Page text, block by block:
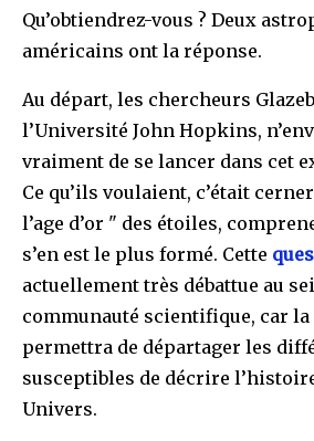
Qu’obtiendrez-vous ? Deux
américains ont la réponse.
Au départ, les chercheurs
l’Université John Hopkins,
vraiment de se lancer dans cet
Ce qu’ils voulaient, c’était
l’age d’or " des étoiles,
s’en est le plus formé. Cette
actuellement très débattue au
communauté scientifique, car la
permettra de départager les
susceptibles de décrire
Univers.